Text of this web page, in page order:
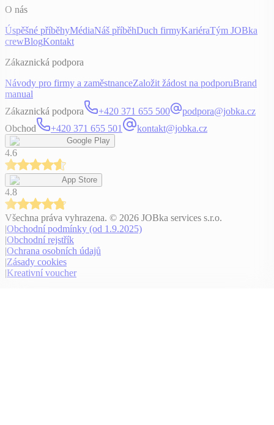
O nás
Úspěšné příběhyMédiaNáš příběhDuch firmyKariéraTým JOBka
crewBlogKontakt
Zákaznická podpora
Návody pro firmy a zaměstnanceZaložit žádost na podporuBrand
manual
Zákaznická podpora
+420 371 655 500
podpora@jobka.cz
Obchod
+420 371 655 501 kontakt@jobka.cz
Google Play
4.6
App Store
4.8
Všechna práva vyhrazena. © 2026 JOBka services s.r.o.
|Obchodní podmínky (od 1.9.2025)
|Obchodní rejstřík
|Ochrana osobních údajů
|Zásady cookies
|Kreativní voucher